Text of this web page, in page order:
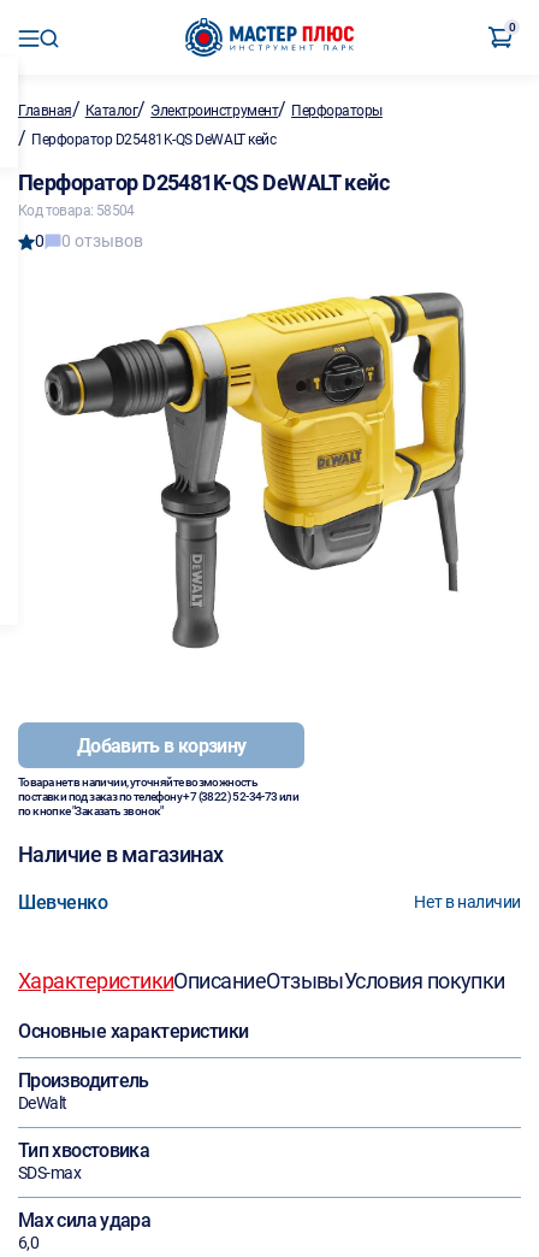
0
Главная/ Каталог/ Электроинструмент/ Перфораторы
/ Перфоратор D25481K-QS DeWALT кейс
Перфоратор D25481K-QS DeWALT кейс
Код товара: 58504
0 0 отзывов
Добавить в корзину
Товара нет в наличии, уточняйте возможность
поставки под заказ по телефону+7 (3822) 52-34-73или
по кнопке "Заказать звонок"
Наличие в магазинах
Шевченко Нет в наличии
ХарактеристикиОписаниеОтзывыУсловия покупки
Основные характеристики
Производитель
DeWalt
Тип хвостовика
SDS-max
Max сила удара
6,0